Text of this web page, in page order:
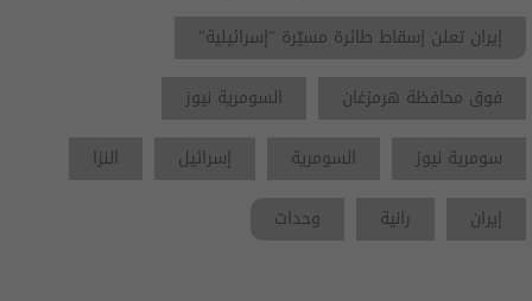
إيران تعلن إسقاط طائرة مسيّرة "إسرائيلية"
فوق محافظة هرمزغان
السومرية نيوز
سومرية نيوز
السومرية إسرائيل
النزا
إيران
رانية وحدات